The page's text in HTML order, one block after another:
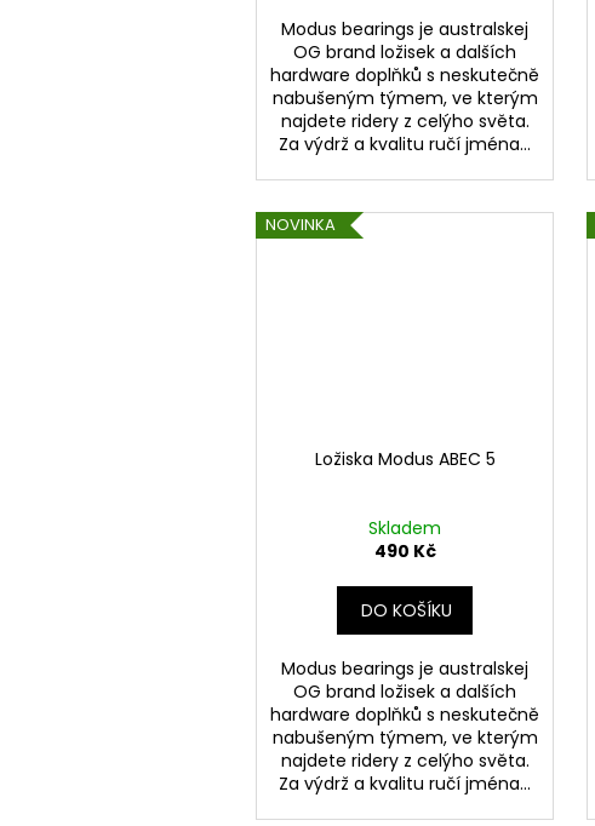
Modus bearings je australskej
OG brand ložisek a dalších
hardware doplňků s neskutečně
nabušeným týmem, ve kterým
najdete ridery z celýho světa.
Za výdrž a kvalitu ručí jména...
NOVINKA
Ložiska Modus ABEC 5
Skladem
490 Kč
DO KOŠÍKU
Modus bearings je australskej
OG brand ložisek a dalších
hardware doplňků s neskutečně
nabušeným týmem, ve kterým
najdete ridery z celýho světa.
Za výdrž a kvalitu ručí jména...